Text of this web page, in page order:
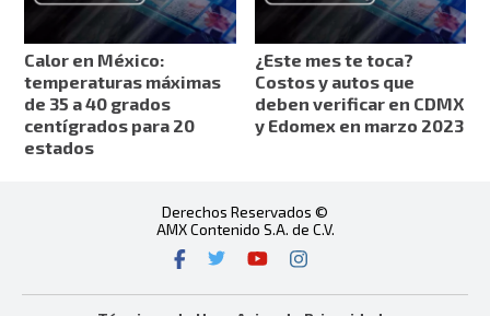
Calor en México:
temperaturas máximas
de 35 a 40 grados
centígrados para 20
estados
¿Este mes te toca?
Costos y autos que
deben verificar en CDMX
y Edomex en marzo 2023
Derechos Reservados ©
AMX Contenido S.A. de C.V.